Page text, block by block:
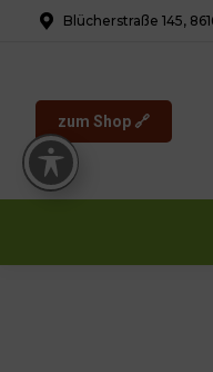
Blücherstraße 145,
zum Shop 🔗